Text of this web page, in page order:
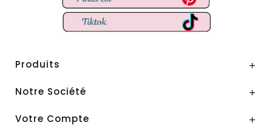
Produits 
Notre Société 
Votre Compte 